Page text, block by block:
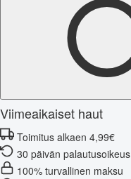
Viimeaikaiset haut
Toimitus alkaen 4,99€
30 päivän palautusoikeus
100% turvallinen maksu